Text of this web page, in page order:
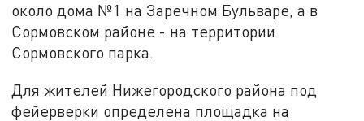
около дома №1 на Заречном Бульваре, а в
Сормовском районе - на территории
Сормовского парка.
Для жителей Нижегородского района под
фейерверки определена площадка на